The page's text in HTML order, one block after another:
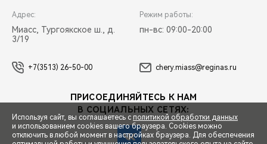
Адрес:
Миасс, Тургоякское ш., д.
3/19
Режим работы:
пн-вс: 09:00-20:00
+7(3513) 26-50-00 chery.miass@reginas.ru
ПРИСОЕДИНЯЙТЕСЬ К НАМ
В СОЦИАЛЬНЫХ СЕТЯХ:
Используя сайт, вы соглашаетесь с политикой обработки данных
и использованием cookies вашего браузера. Cookies можно
отключить в любой момент в настройках браузера. Для обеспечения